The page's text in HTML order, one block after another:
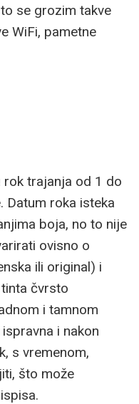
se grozim takve
WiFi, pametne
trajanja od 1 do
Datum roka isteka
boja, no to nije
ovisno o
ili original) i
čvrsto
i tamnom
i nakon
s vremenom,
što može